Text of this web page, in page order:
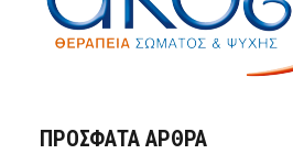
ΠΡΌΣΦΑΤΑ ΆΡΘΡΑ